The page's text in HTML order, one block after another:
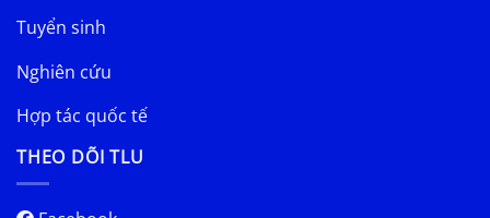
Tuyển sinh
Nghiên cứu
Hợp tác quốc tế
THEO DÕI TLU